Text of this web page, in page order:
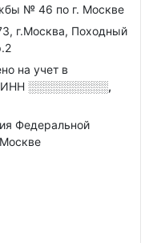
№ 46 по г. Москве
г.Москва, Походный
на учет в
ИНН ░░░░░░░░░░,
Федеральной